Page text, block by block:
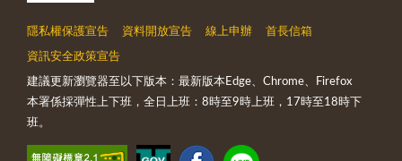
隱私權保護宣告 資料開放宣告 線上申辦 首長信箱
資訊安全政策宣告
建議更新瀏覽器至以下版本：最新版本Edge、Chrome、Firefox
本署係採彈性上下班，全日上班：8時至9時上班，17時至18時下
班。